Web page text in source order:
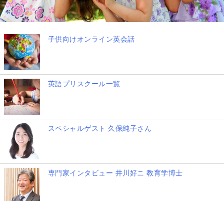
子供向けオンライン英会話
英語プリスクール一覧
スペシャルゲスト 久保純子さん
専門家インタビュー 井川好ニ 教育学博士